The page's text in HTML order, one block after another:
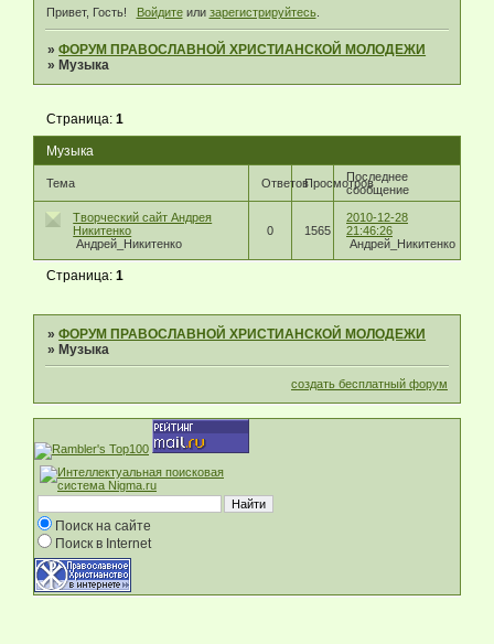
Привет, Гость! Войдитеили зарегистрируйтесь.
»ФОРУМ ПРАВОСЛАВНОЙ ХРИСТИАНСКОЙ МОЛОДЕЖИ
» Музыка
Музыка
Страница:1
Тема ОтветовПросмотровПоследнее
сообщение
Творческий сайт Андрея
Никитенко
Андрей_Никитенко
0 1565
2010-12-28
21:46:26
Андрей_Никитенко
Страница:1
»ФОРУМ ПРАВОСЛАВНОЙ ХРИСТИАНСКОЙ МОЛОДЕЖИ
»Музыка
создать бесплатный форум
Поиск на сайте
Поиск в Internet